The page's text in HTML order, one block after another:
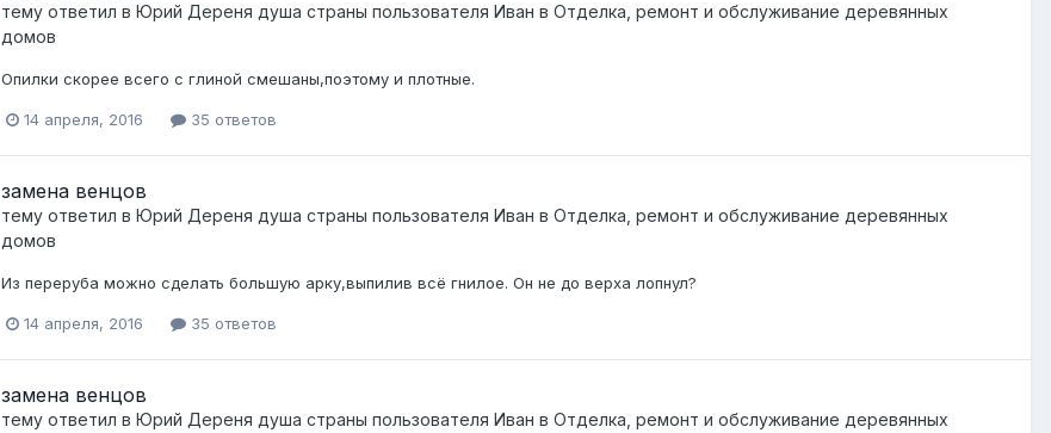
тему ответил в Юрий Дереня душа страны пользователя Иван в Отделка, ремонт и обслуживание деревянных
домов
Опилки скорее всего с глиной смешаны,поэтому и плотные.
14 апреля, 2016 35 ответов
замена венцов
тему ответил в Юрий Дереня душа страны пользователя Иван в Отделка, ремонт и обслуживание деревянных
домов
Из переруба можно сделать большую арку,выпилив всё гнилое. Он не до верха лопнул?
14 апреля, 2016 35 ответов
замена венцов
тему ответил в Юрий Дереня душа страны пользователя Иван в Отделка, ремонт и обслуживание деревянных